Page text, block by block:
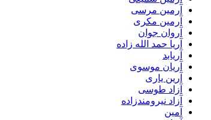
آرمین مرسی
آرمین مکری
آروان جوان
آریا حمد الله زاده
آریابد
آریان موسوی
آرین یاری
آزاد طوسی
آزاد نیرومندزاده
آمین